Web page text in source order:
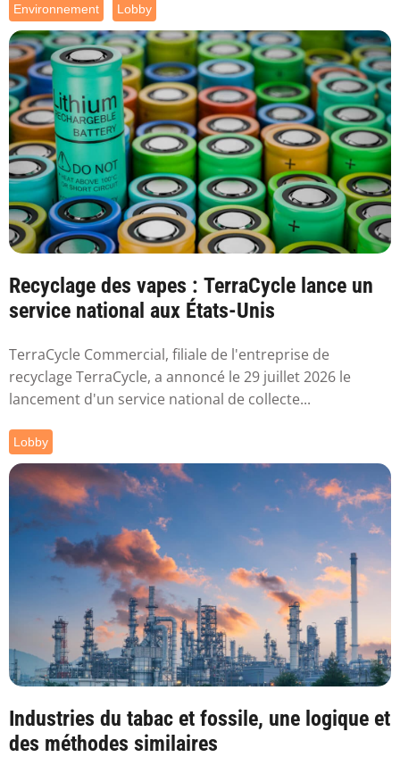
Environnement Lobby
Recyclage des vapes : TerraCycle lance un
service national aux États-Unis
TerraCycle Commercial, filiale de l'entreprise de
recyclage TerraCycle, a annoncé le 29 juillet 2026 le
lancement d'un service national de collecte...
Lobby
Industries du tabac et fossile, une logique et
des méthodes similaires